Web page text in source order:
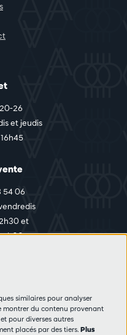
26
et jeudis
54 06
et
visiteurs
similaires pour analyser
montrer du contenu provenant
pour diverses autres
placés par des tiers.Plus